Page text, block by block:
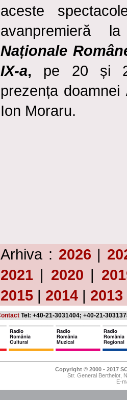
aceste
avanpremieră
Naționale
IX-a, pe 20 și
prezența doamnei
Ion Moraru.
Arhiva : 2026 |
2021 | 2020 |
2015 | 2014 | 2013
Tel: +40-21-3031404; +40-21-
Copyright © 2000 - 2017
Str. General Berthelot,
E-